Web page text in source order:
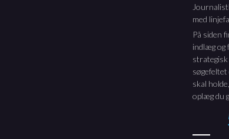
med
På siden
indlæg og
skal
oplæg du